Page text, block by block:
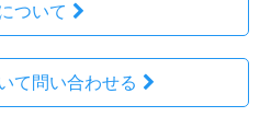
ついて
て問い合わせる